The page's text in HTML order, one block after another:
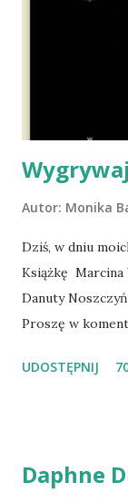
atak padaczki,
wdrożyliśmy
wspólnym
się
zaczęliśmy się
Dopier...
Autor: Monika
Dziś, w dniu
Książkę Marcina
Danuty
Proszę w
Losowanie
UDOSTĘPNIJ
Daphne